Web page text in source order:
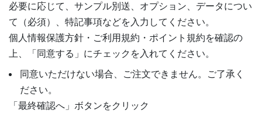
必要に応じて、サンプル別送、オプション、データについ
て（必須）、特記事項などを入力してください。
個人情報保護方針・ご利用規約・ポイント規約を確認の
上、「同意する」にチェックを入れてください。
同意いただけない場合、ご注文できません。ご了承く
ださい。
「最終確認へ」ボタンをクリック